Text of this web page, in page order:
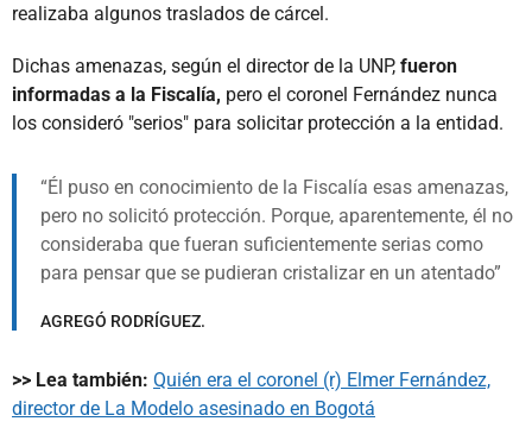
realizaba algunos traslados de cárcel.
Dichas amenazas, según el director de la UNP, fueron
informadas a la Fiscalía, pero el coronel Fernández nunca
los consideró "serios" para solicitar protección a la entidad.
Él puso en conocimiento de la Fiscalía esas amenazas,
pero no solicitó protección. Porque, aparentemente, él no
consideraba que fueran suficientemente serias como
para pensar que se pudieran cristalizar en un atentado
AGREGÓ RODRÍGUEZ.
>> Lea también: Quién era el coronel (r) Elmer Fernández,
director de La Modelo asesinado en Bogotá